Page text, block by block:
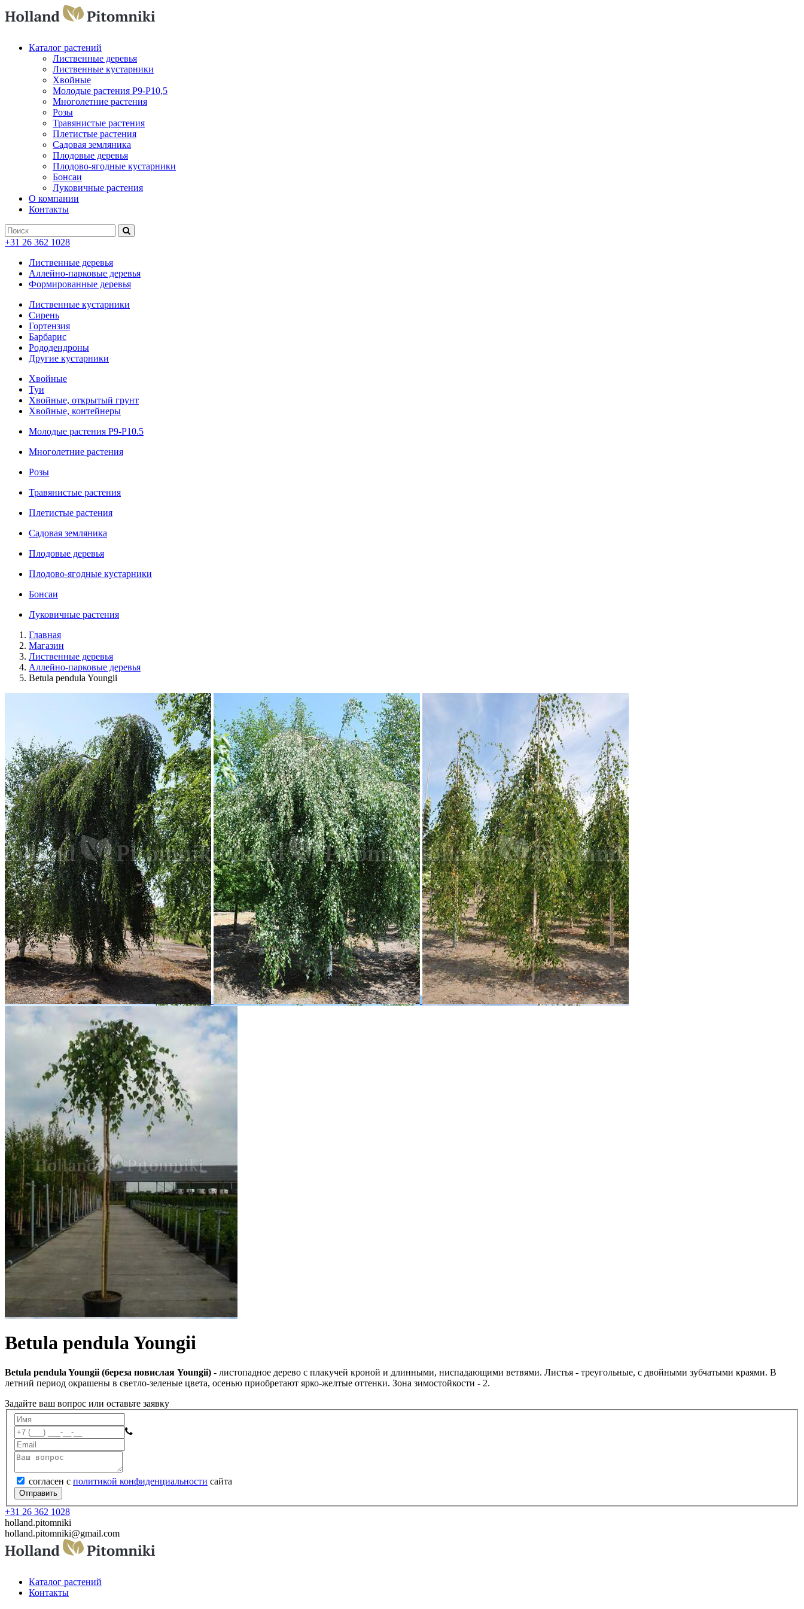
Каталог растений
Лиственные деревья
Лиственные кустарники
Хвойные
Молодые растения P9-P10,5
Многолетние растения
Розы
Травянистые растения
Плетистые растения
Садовая земляника
Плодовые деревья
Плодово-ягодные кустарники
Бонсаи
Луковичные растения
О компании
Контакты
+31 26 362 1028
Лиственные деревья
Аллейно-парковые деревья
Формированные деревья
Лиственные кустарники
Cирень
Гортензия
Барбарис
Рододендроны
Другие кустарники
Хвойные
Туи
Хвойные, открытый грунт
Хвойные, контейнеры
Молодые растения Р9-Р10.5
Многолетние растения
Розы
Травянистые растения
Плетистые растения
Садовая земляника
Плодовые деревья
Плодово-ягодные кустарники
Бонсаи
Луковичные растения
Главная
Магазин
Лиственные деревья
Аллейно-парковые деревья
Betula pendula Youngii
Betula pendula Youngii
Betula pendula Youngii (береза повислая Youngii) - листопадное дерево с плакучей кроной и длинными, ниспадающими ветвями. Листья - треугольные, с двойными зубчатыми краями. В
летний период окрашены в светло-зеленые цвета, осенью приобретают ярко-желтые оттенки. Зона зимостойкости - 2.
Задайте ваш вопрос или оставьте заявку
согласен с политикой конфиденциальности сайта
Отправить
+31 26 362 1028
holland.pitomniki
holland.pitomniki@gmail.com
Каталог растений
Контакты